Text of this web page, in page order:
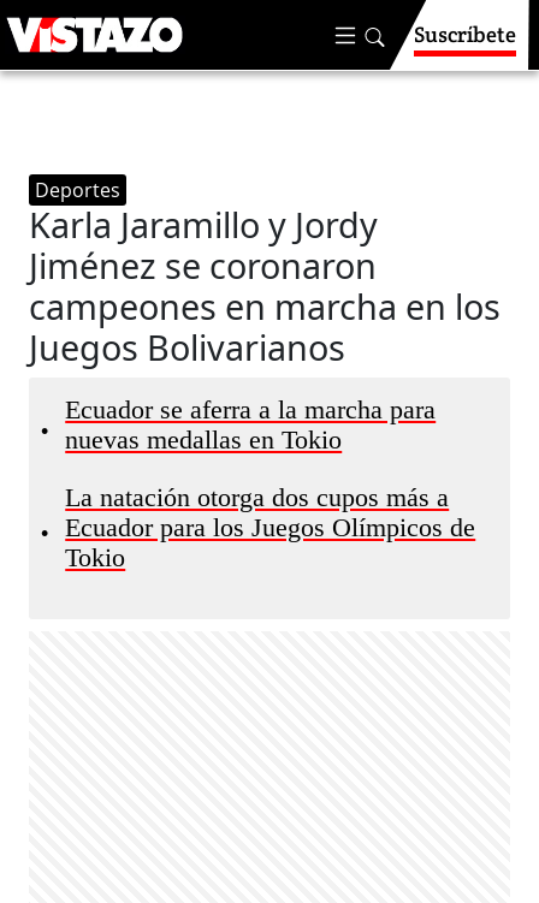
Suscríbete
Deportes
Karla Jaramillo y Jordy
Jiménez se coronaron
campeones en marcha en los
Juegos Bolivarianos
•
Ecuador se aferra a la marcha para
nuevas medallas en Tokio
•
La natación otorga dos cupos más a
Ecuador para los Juegos Olímpicos de
Tokio